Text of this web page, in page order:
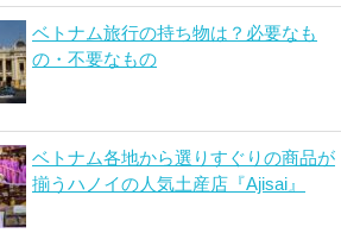
ベトナム旅行の持ち物は？必要なも
の・不要なもの
ベトナム各地から選りすぐりの商品が
揃うハノイの人気土産店『Ajisai』